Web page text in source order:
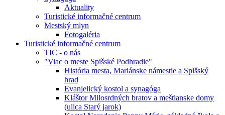
Aktuality
Turistické informačné centrum
Mestský mlyn
Fotogaléria
Turistické informačné centrum
TIC - o nás
"Viac o meste Spišské Podhradie"
História mesta, Mariánske námestie a Spišský
hrad
Evanjelický kostol a synagóga
Kláštor Milosrdných bratov a meštianske domy
(ulica Starý jarok)